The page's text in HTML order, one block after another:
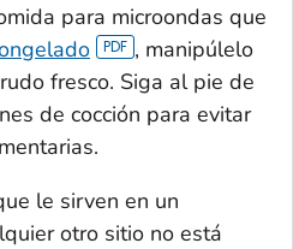
para microondas que
, manipúlelo
fresco. Siga al pie de
de cocción para evitar
le sirven en un
otro sitio no está